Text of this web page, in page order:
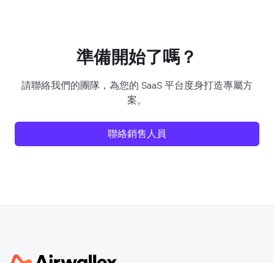
準備開始了嗎？
請聯絡我們的團隊，為您的 SaaS 平台度身打造專屬方
案。
聯絡銷售人員